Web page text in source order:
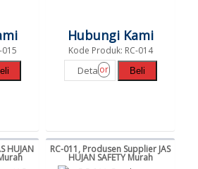
Hubungi Kami
Kode Produk: RC-014
Detailor Beli
HUJAN RC-011, Produsen Supplier JAS
HUJAN SAFETY Murah